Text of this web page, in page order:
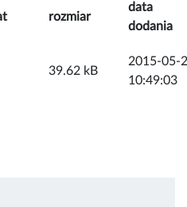
rozmiar
data
dodania
39.62 kB
2015-05-
10:49:03